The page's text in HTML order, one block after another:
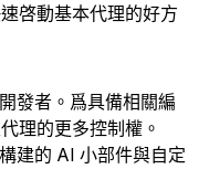
啓動基本代理的好方
發者。爲具備相關編
理的更多控制權。
建的 AI 小部件與自定